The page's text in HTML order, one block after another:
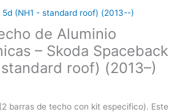
5d (NH1 - standard roof) (2013--)
de Aluminio
– Skoda Spaceback
roof) (2013–)
barras de techo con kit especifico). Este